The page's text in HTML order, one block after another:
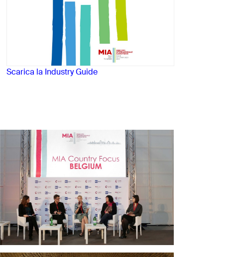
Scarica la Industry Guide